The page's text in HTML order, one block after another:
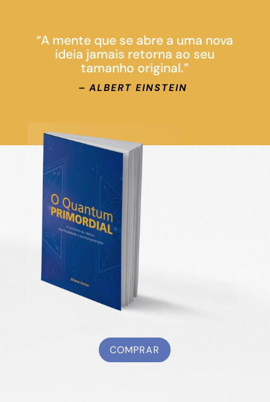
“A mente que se abre a uma nova
ideia jamais retorna ao seu
tamanho original.”
– ALBERT EINSTEIN
COMPRAR